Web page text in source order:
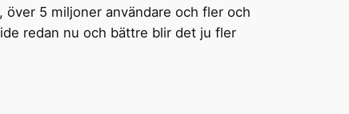
5 miljoner användare och fler och
redan nu och bättre blir det ju fler